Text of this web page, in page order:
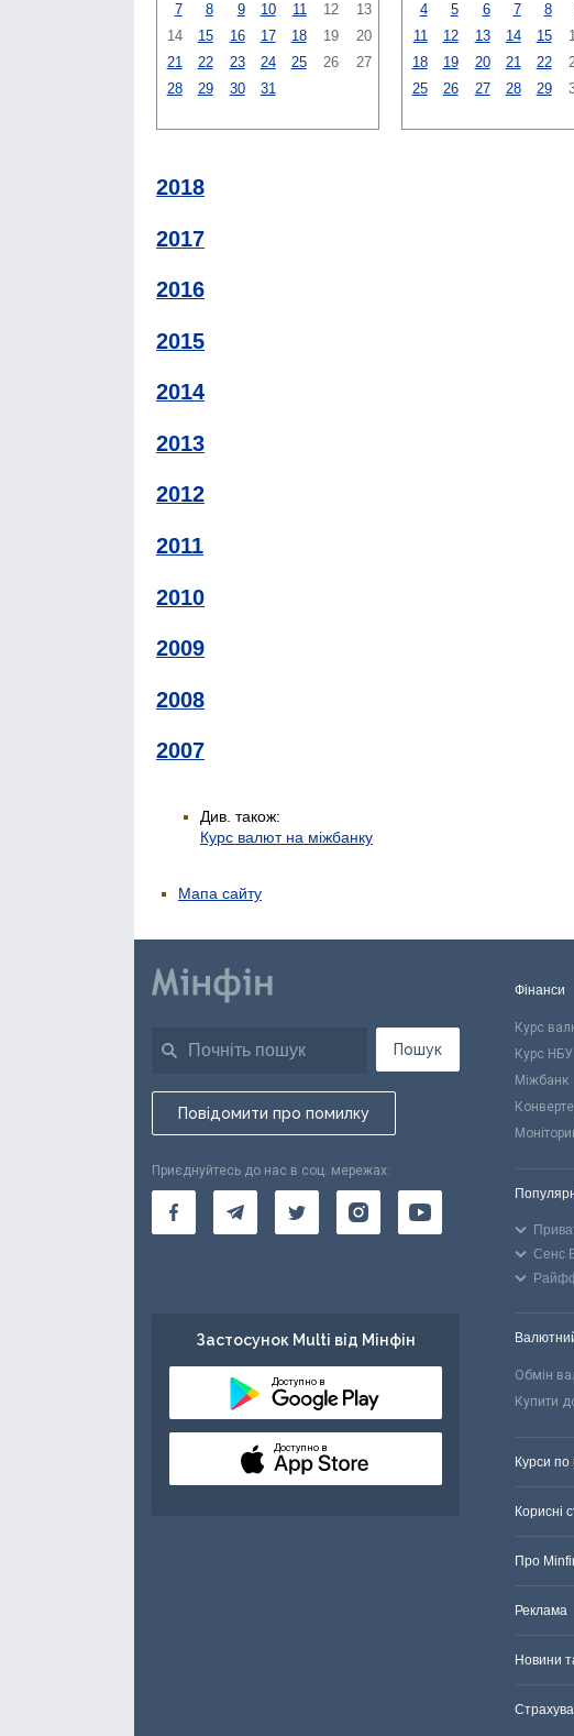
7
8 9 10 11 12
13
14
15 16 17 18 19
20
21
22 23 24 25 26
27
28
29 30 31
4
5 6 7 8
11
12 13 14 15
18
19 20 21 22
25
26 27 28 29
2018
2017
2016
2015
2014
2013
2012
2011
2010
2009
2008
2007
Див. також:
Курс валют на міжбанку
Мапа сайту
Пошук
Повідомити про помилку
Приєднуйтесь до нас в соц. мережах:
Застосунок Multi від Мінфін
Доступно в
Доступно в
Фінанси
Курс
Курс НБУ
Міжбанк
Сенс
Обмін
Купити
Курси по
Корисні
Про
Реклама
Новини